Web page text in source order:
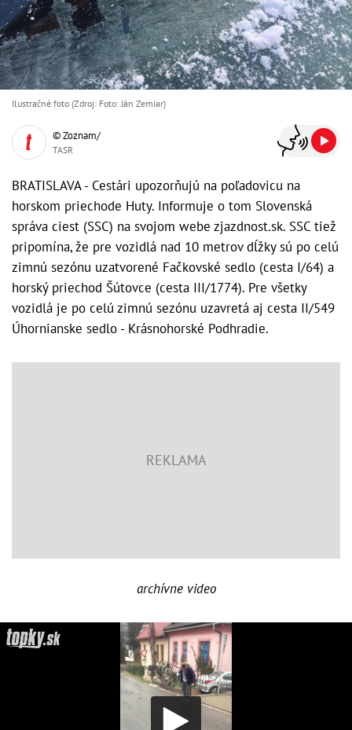
Ilustračné foto (Zdroj: Foto: Ján Zemiar)
© Zoznam/
TASR
BRATISLAVA - Cestári upozorňujú na poľadovicu na
horskom priechode Huty. Informuje o tom Slovenská
správa ciest (SSC) na svojom webe zjazdnost.sk. SSC tiež
pripomína, že pre vozidlá nad 10 metrov dĺžky sú po celú
zimnú sezónu uzatvorené Fačkovské sedlo (cesta I/64) a
horský priechod Šútovce (cesta III/1774). Pre všetky
vozidlá je po celú zimnú sezónu uzavretá aj cesta II/549
Úhornianske sedlo - Krásnohorské Podhradie.
archívne video